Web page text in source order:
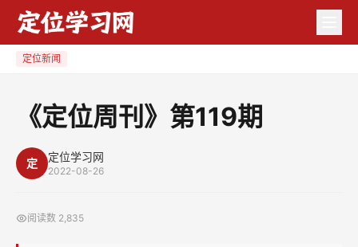
《定
定位新闻
《定位周刊》第119期
定 定位学习网
2022-08-26
阅读数 2,835